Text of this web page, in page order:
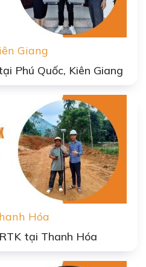
Giang
Phú Quốc, Kiên Giang
Hóa
tại Thanh Hóa